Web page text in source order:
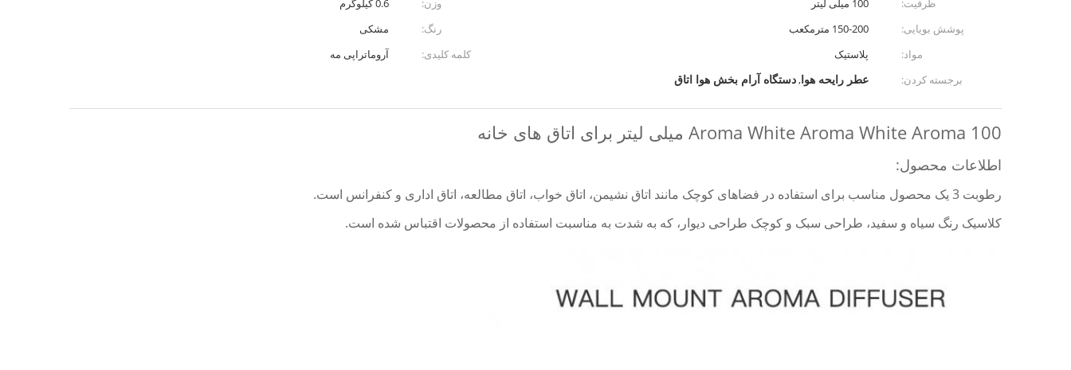
ظرفیت:
100 میلی لیتر وزن:
0.6 کیلوگرم
پوشش بویایی:
150-200 مترمکعب رنگ:
مشکی
مواد:
پلاستیک کلمه کلیدی:
آروماتراپی مه
برجسته کردن:
عطر رایحه هوا,دستگاه آرام بخش هوا اتاق
Aroma White Aroma White Aroma 100 میلی لیتر برای اتاق های خانه
اطلاعات محصول:
رطوبت 3 یک محصول مناسب برای استفاده در فضاهای کوچک مانند اتاق نشیمن، اتاق خواب، اتاق مطالعه، اتاق اداری و کنفرانس است.
کلاسیک رنگ سیاه و سفید، طراحی سبک و کوچک طراحی دیوار، که به شدت به مناسبت استفاده از محصولات اقتباس شده است.